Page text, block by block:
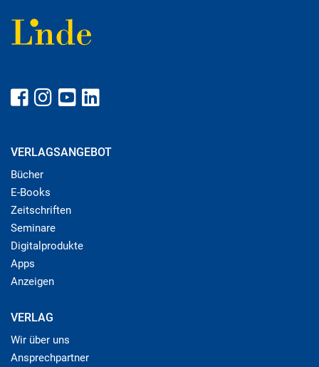
VERLAGSANGEBOT
Bücher
E-Books
Zeitschriften
Seminare
Digitalprodukte
Apps
Anzeigen
VERLAG
Wir über uns
Ansprechpartner